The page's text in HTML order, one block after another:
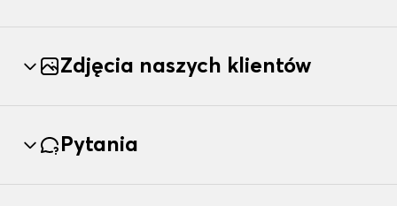
Zdjęcia naszych klientów
Pytania